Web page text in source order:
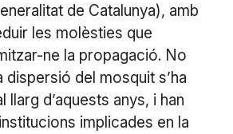
de Catalunya), amb
les molèsties que
ne la propagació. No
dispersió del mosquit s’ha
llarg d’aquests anys, i han
implicades en la